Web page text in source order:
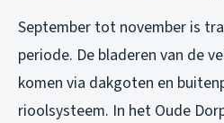
September tot november is
periode. De bladeren van de
komen via dakgoten en
rioolsysteem. In het Oude